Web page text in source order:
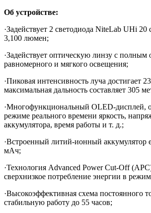
Об устройстве:
·Задействует 2 светодиода NiteLab UHi
3,100 люмен;
·Задействует оптическую линзу с полным
равномерного и мягкого освещения;
·Пиковая интенсивность луча достигает
максимальная дальность составляет 305
·Многофункциональный OLED-дисплей,
режиме реального времени яркость,
аккумулятора, время работы и т. д.;
·Встроенный литий-ионный аккумулятор
мАч;
·Технология Advanced Power Cut-Off
сверхнизкое потребление энергии в
·Высокоэффективная схема постоянного
стабильную работу до 55 часов;